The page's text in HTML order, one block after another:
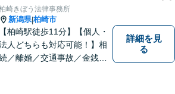
崎きぼう法律事務所
新潟県|柏崎市
【柏崎駅徒歩11分】【個人・
人どちらも対応可能！】相
／離婚／交通事故／金銭ト
詳細を見
る